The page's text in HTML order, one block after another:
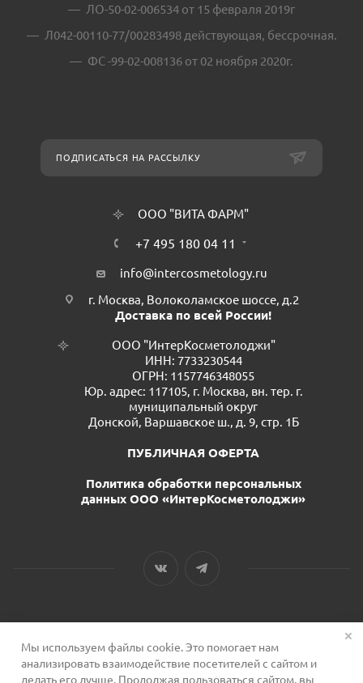
ЛО-50-02-006534 от 15 февраля 2019г
Л042-00110-77/00283498 действующая, бессрочная.
ФС -99-02-008136 от 02 ноября 2020г.
ПОДПИСАТЬСЯ НА РАССЫЛКУ
ООО "ВИТА ФАРМ"
+7 495 180 04 11
info@intercosmetology.ru
г. Москва, Волоколамское шоссе, д.2
Доставка по всей России!
ООО "ИнтерКосметолоджи"
ИНН: 7733230544
ОГРН: 1157746348055
Юр. адрес: 117105, г. Москва, вн. тер. г.
муниципальный округ
Донской, Варшавское ш., д. 9, стр. 1Б
ПУБЛИЧНАЯ ОФЕРТА
Политика обработки персональных
данных ООО «ИнтерКосметолоджи»
2026 © Сервис для косметологов
Мы используем файлы cookie. Это помогает нам
анализировать взаимодействие посетителей с сайтом и
делать его лучше. Продолжая пользоваться сайтом, вы